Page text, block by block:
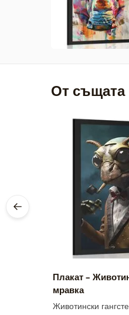
От същата
Плакат –
мравка
Животински